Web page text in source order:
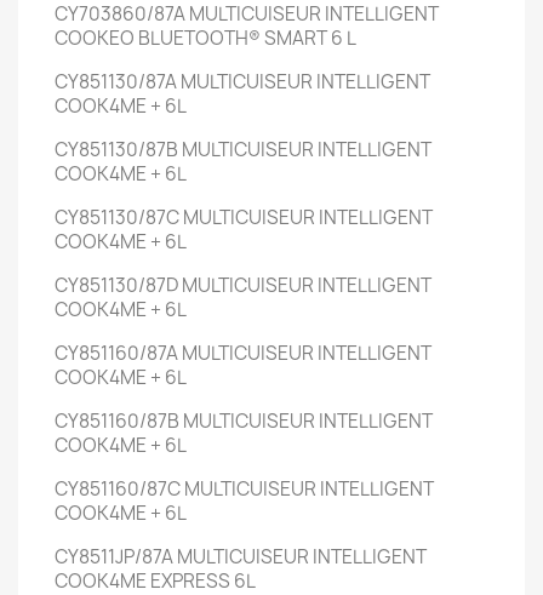
CY703860/87AMULTICUISEUR INTELLIGENT
COOKEO BLUETOOTH® SMART6 L
CY851130/87AMULTICUISEUR INTELLIGENT
COOK4ME + 6L
CY851130/87B MULTICUISEUR INTELLIGENT
COOK4ME + 6L
CY851130/87CMULTICUISEUR INTELLIGENT
COOK4ME + 6L
CY851130/87DMULTICUISEUR INTELLIGENT
COOK4ME + 6L
CY851160/87AMULTICUISEUR INTELLIGENT
COOK4ME + 6L
CY851160/87B MULTICUISEUR INTELLIGENT
COOK4ME + 6L
CY851160/87CMULTICUISEUR INTELLIGENT
COOK4ME + 6L
CY8511JP/87AMULTICUISEUR INTELLIGENT
COOK4ME EXPRESS 6L